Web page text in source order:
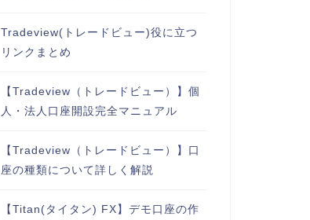
Tradeview(トレードビュー)役に立つ
リンクまとめ
【Tradeview（トレードビュー）】個
人・法人口座開設完全マニュアル
【Tradeview（トレードビュー）】口
座の種類について詳しく解説
【Titan(タイタン) FX】デモ口座の作